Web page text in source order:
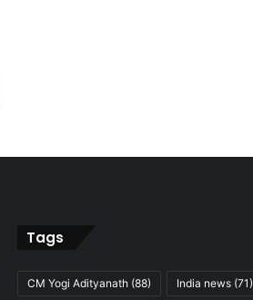
Tags
CM Yogi Adityanath(88) India news(71)